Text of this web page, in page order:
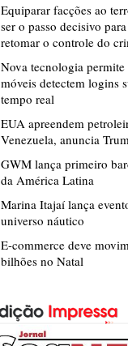
Equiparar facções ao
ser o passo decisivo
retomar o controle do
Nova tecnologia
móveis detectem logins
tempo real
EUA apreendem
Venezuela, anuncia
GWM lança primeiro
da América Latina
Marina Itajaí lança
universo náutico
E-commerce deve
bilhões no Natal